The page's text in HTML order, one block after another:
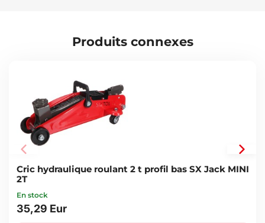
Diamètre : 45 mmProduits connexes
Cric hydraulique roulant 2 t profil bas SX Jack MINI
2T
En stock
35,29 Eur